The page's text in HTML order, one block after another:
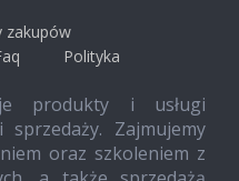
zakupów
Polityka
produkty i usługi
Zajmujemy
oraz szkoleniem z